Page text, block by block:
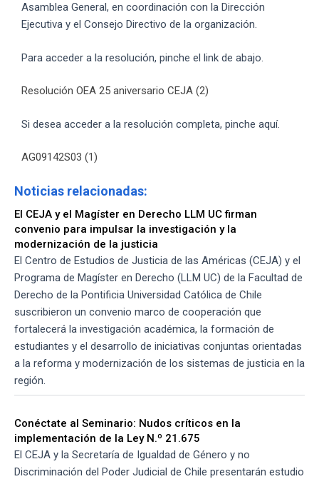
Asamblea General, en coordinación con la Dirección
Ejecutiva y el Consejo Directivo de la organización.
Para acceder a la resolución, pinche el link de abajo.
Resolución OEA 25 aniversario CEJA (2)
Si desea acceder a la resolución completa, pinche aquí.
AG09142S03 (1)
Noticias relacionadas:
El CEJA y el Magíster en Derecho LLM UC firman
convenio para impulsar la investigación y la
modernización de la justicia
El Centro de Estudios de Justicia de las Américas (CEJA) y el
Programa de Magíster en Derecho (LLM UC) de la Facultad de
Derecho de la Pontificia Universidad Católica de Chile
suscribieron un convenio marco de cooperación que
fortalecerá la investigación académica, la formación de
estudiantes y el desarrollo de iniciativas conjuntas orientadas
a la reforma y modernización de los sistemas de justicia en la
región.
Conéctate al Seminario: Nudos críticos en la
implementación de la Ley N.º 21.675
El CEJA y la Secretaría de Igualdad de Género y no
Discriminación del Poder Judicial de Chile presentarán estudio